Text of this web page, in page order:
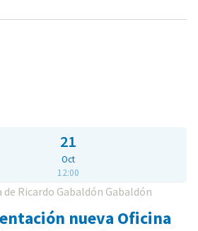
21
Oct
12:00
de Ricardo Gabaldón Gabaldón
nueva Oficina